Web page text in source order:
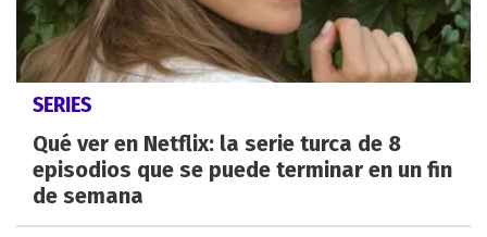
SERIES
Qué ver en Netflix: la serie turca de 8
episodios que se puede terminar en un fin
de semana